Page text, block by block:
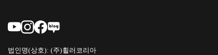
법인명(상호): (주)휠러코리아